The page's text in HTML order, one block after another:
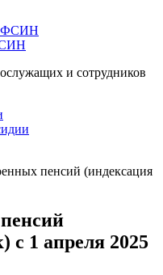
и сотрудников
пенсий (индексация
с 1 апреля 2025